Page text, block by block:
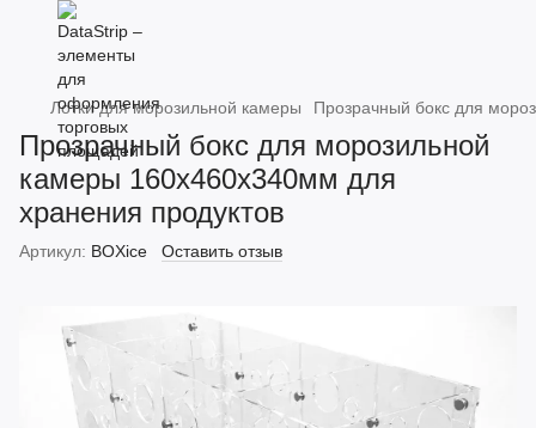
Лотки для морозильной камеры Прозрачный бокс для
Прозрачный бокс для морозильной
камеры 160х460х340мм для
хранения продуктов
Артикул: BOXice Оставить отзыв